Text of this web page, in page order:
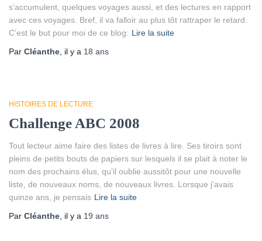
s’accumulent, quelques voyages aussi, et des lectures en rapport
avec ces voyages. Bref, il va falloir au plus tôt rattraper le retard.
C’est le but pour moi de ce blog: Lire la suite
Par Cléanthe , il y a 18 ans
HISTOIRES DE LECTURE
Challenge ABC 2008
Tout lecteur aime faire des listes de livres à lire. Ses tiroirs sont
pleins de petits bouts de papiers sur lesquels il se plait à noter le
nom des prochains élus, qu’il oublie aussitôt pour une nouvelle
liste, de nouveaux noms, de nouveaux livres. Lorsque j’avais
quinze ans, je pensais Lire la suite
Par Cléanthe , il y a 19 ans